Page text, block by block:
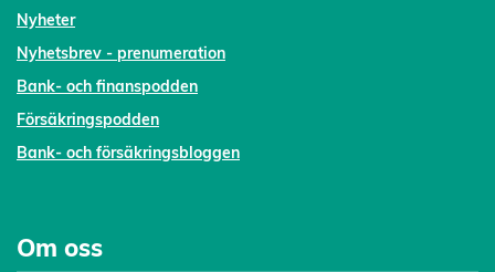
Nyheter
Nyhetsbrev - prenumeration
Bank- och finanspodden
Försäkringspodden
Bank- och försäkringsbloggen
Om oss